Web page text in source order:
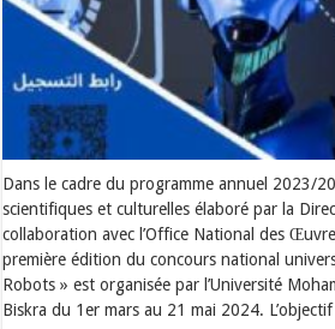
Dans le cadre du programme annuel 2023/
scientifiques et culturelles élaboré par la
collaboration avec l’Office National des
première édition du concours national
Robots » est organisée par l’Université
Biskra du 1er mars au 21 mai 2024. L’objectif